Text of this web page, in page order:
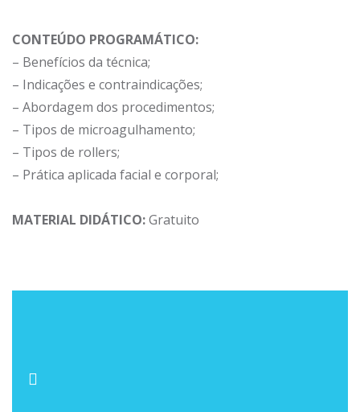
CONTEÚDO PROGRAMÁTICO:
– Benefícios da técnica;
– Indicações e contraindicações;
– Abordagem dos procedimentos;
– Tipos de microagulhamento;
– Tipos de rollers;
– Prática aplicada facial e corporal;
MATERIAL DIDÁTICO:Gratuito